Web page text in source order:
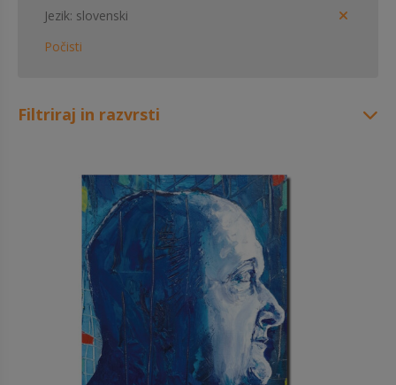
Jezik slovenski
Počisti
Filtriraj in razvrsti